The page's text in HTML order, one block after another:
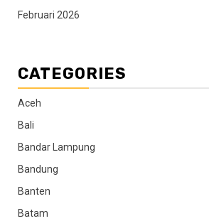
Februari 2026
CATEGORIES
Aceh
Bali
Bandar Lampung
Bandung
Banten
Batam